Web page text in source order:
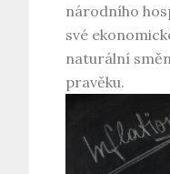
národního
své
naturální
pravěku.